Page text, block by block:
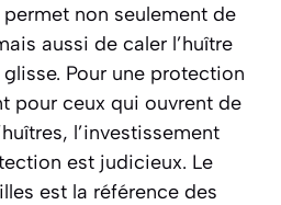
non seulement de
aussi de caler l’huître
glisse. Pour une protection
pour ceux qui ouvrent de
l’investissement
est judicieux. Le
est la référence des